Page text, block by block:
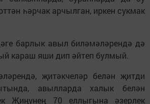
һәрчак арчылган, иркен сукмак
барлык авыл биләмәләрендә дә
караш яши дип әйтеп булмый.
җитәкчеләр белән җитди
авылларда халык белән
Җиңүнең 70 еллыгына әзерлек